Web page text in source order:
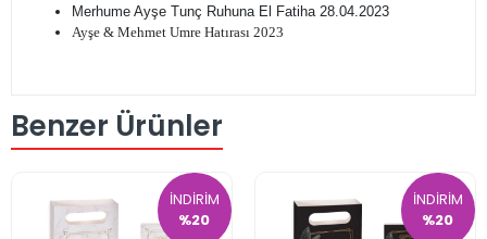
Merhume Ayşe Tunç Ruhuna El Fatiha 28.04.2023
Ayşe & Mehmet Umre Hatırası 2023
Benzer Ürünler
İNDİRİM
%20
İNDİRİM
%20